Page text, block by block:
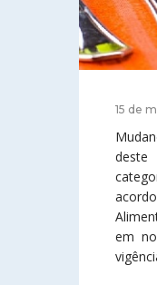
15 de
deste
em